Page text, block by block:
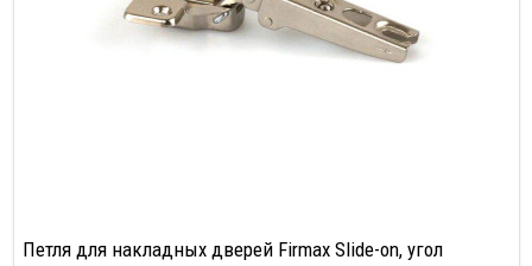
Петля для накладных дверей Firmax Slide-on, угол